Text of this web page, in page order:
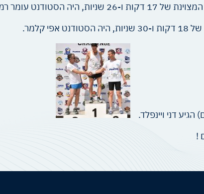
בטכניון רק לפני כחצי שנה.
קלמר.
דני ויינפלד.
!